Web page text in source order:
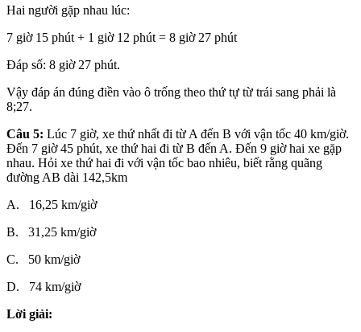
Hai người gặp nhau lúc:
7 giờ 15 phút + 1 giờ 12 phút = 8 giờ 27 phút
Đáp số: 8 giờ 27 phút.
Vậy đáp án đúng điền vào ô trống theo thứ tự từ trái sang phải là
8;27.
Câu 5: Lúc 7 giờ, xe thứ nhất đi từ A đến B với vận tốc 40 km/giờ.
Đến 7 giờ 45 phút, xe thứ hai đi từ B đến A. Đến 9 giờ hai xe gặp
nhau. Hỏi xe thứ hai đi với vận tốc bao nhiêu, biết rằng quãng
đường AB dài 142,5km
A. 16,25 km/giờ
B. 31,25 km/giờ
C. 50 km/giờ
D. 74 km/giờ
Lời giải: